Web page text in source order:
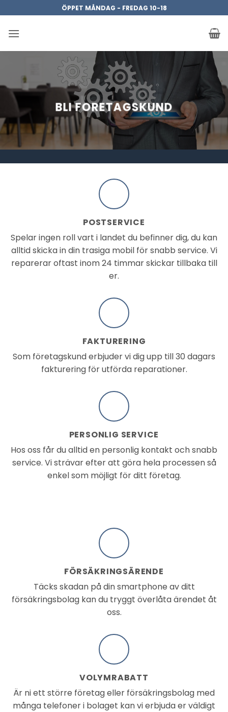
to
content
ÖPPET MÅNDAG - FREDAG 10-18
BLI FORETAGSKUND
POSTSERVICE
Spelar ingen roll vart i landet du befinner dig, du kan
alltid skicka in din trasiga mobil för snabb service. Vi
reparerar oftast inom 24 timmar skickar tillbaka till
er.
FAKTURERING
Som företagskund erbjuder vi dig upp till 30 dagars
fakturering för utförda reparationer.
PERSONLIG SERVICE
Hos oss får du alltid en personlig kontakt och snabb
service. Vi strävar efter att göra hela processen så
enkel som möjligt för ditt företag.
FÖRSÄKRINGSÄRENDE
Täcks skadan på din smartphone av ditt
försäkringsbolag kan du tryggt överlåta ärendet åt
oss.
VOLYMRABATT
Är ni ett större företag eller försäkringsbolag med
många telefoner i bolaget kan vi erbjuda er väldigt